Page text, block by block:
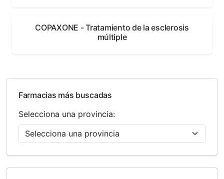
COPAXONE - Tratamiento de la esclerosis
múltiple
Farmacias más buscadas
Selecciona una provincia: